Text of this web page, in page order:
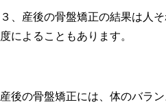
３、産後の骨盤矯正の結果は人
度によることもあります。
産後の骨盤矯正には、体のバラ